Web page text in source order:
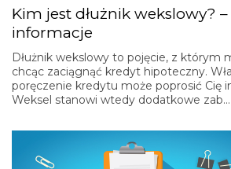
Kim jest dłużnik wekslowy?
informacje
Dłużnik wekslowy to pojęcie, z którym
chcąc zaciągnąć kredyt hipoteczny.
poręczenie kredytu może poprosić Cię
Weksel stanowi wtedy dodatkowe zab…